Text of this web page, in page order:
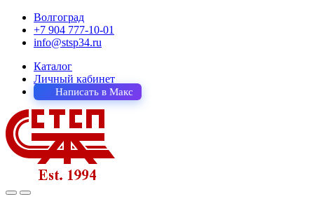
Волгоград
+7 904 777-10-01
info@stsp34.ru
Каталог
Личный кабинет
Написать в Макс